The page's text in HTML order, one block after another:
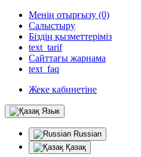
Менің отырғызу (0)
Салыстыру
Біздің қызметтеріміз
text_tarif
Сайттағы жарнама
text_faq
Жеке кабинетіне
Язык
Russian
Қазақ